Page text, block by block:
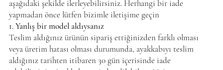
aşağıdaki şekilde ilerleyebilirsiniz. Herhangi bir iade
yapmadan önce lütfen bizimle iletişime geçin
1. Yanlış bir model aldıysanız
Teslim aldığınız ürünün sipariş ettiğinizden farklı olması
veya üretim hatası olması durumunda, ayakkabıyı teslim
aldığınız tarihten itibaren 30 gün içerisinde iade